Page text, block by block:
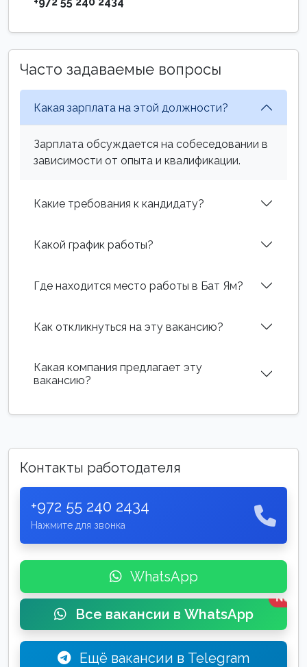
Часто задаваемые вопросы
Какая зарплата на этой должности?
Зарплата обсуждается на собеседовании в
зависимости от опыта и квалификации.
Какие требования к кандидату?
Какой график работы?
Где находится место работы в Бат Ям?
Как откликнуться на эту вакансию?
Какая компания предлагает эту
вакансию?
Контакты работодателя
+972 55 240 2434
Нажмите для звонка
WhatsApp
Все вакансии в WhatsApp
New
Ещё вакансии в Telegram